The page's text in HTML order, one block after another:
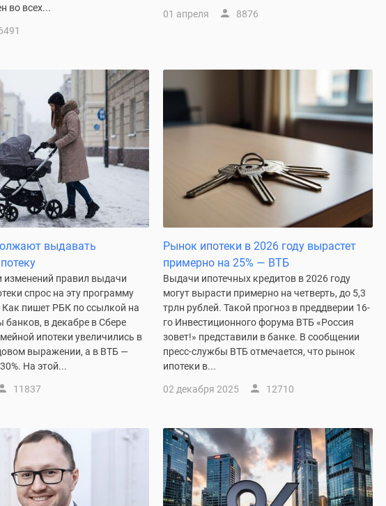
во всех...
01 апреля 8876
выдавать
изменений правил выдачи
спрос на эту программу
Как пишет РБК по ссылкой на
банков, в декабре в Сбере
ипотеки увеличились в
выражении, а в ВТБ —
На этой...
11837
Рынок ипотеки в 2026 году вырастет
примерно на 25% — ВТБ
Выдачи ипотечных кредитов в 2026 году
могут вырасти примерно на четверть, до 5,3
трлн рублей. Такой прогноз в преддверии 16-
го Инвестиционного форума ВТБ «Россия
зовет!» представили в банке. В сообщении
пресс-службы ВТБ отмечается, что рынок
ипотеки в...
02 декабря 2025 12710